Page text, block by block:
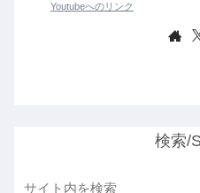
Youtubeへのリンク
検索/